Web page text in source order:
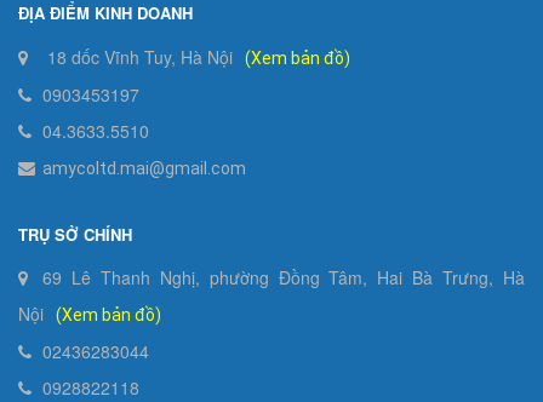
ĐỊA ĐIỂM KINH DOANH
18 dốc Vĩnh Tuy, Hà Nội (Xem bản đồ)
0903453197
04.3633.5510
amycoltd.mai@gmail.com
TRỤ SỞ CHÍNH
69 Lê Thanh Nghị, phường Đồng Tâm, Hai Bà Trưng, Hà
Nội
(Xem bản đồ)
02436283044
0928822118